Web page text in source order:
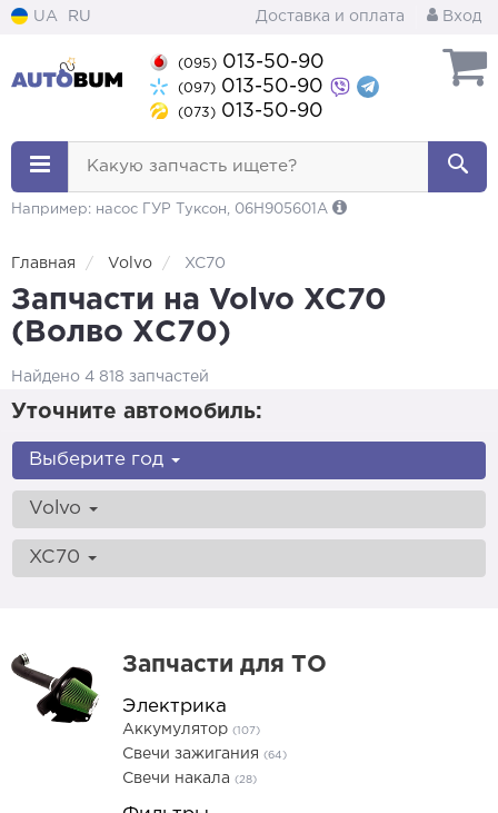
UA RU Доставка и оплата Вход
(095) 013-50-90
(097) 013-50-90
(073) 013-50-90
Какую запчасть ищете?
Например: насос ГУР Туксон, 06H905601A
Главная Volvo XC70
Запчасти на Volvo XC70
(Волво ХС70)
Найдено 4 818 запчастей
Уточните автомобиль:
Выберите год
Volvo
XC70
Запчасти для ТО
Электрика
Аккумулятор (107)
Свечи зажигания (64)
Свечи накала (28)